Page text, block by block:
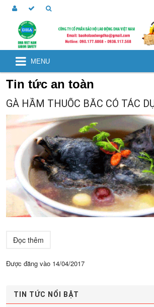
MENU
Tin tức an toàn
GÀ HẦM THUỐC BẮC CÓ TÁC
Đọc thêm
Được đăng vào 14/04/2017
TIN TỨC NỔI BẬT